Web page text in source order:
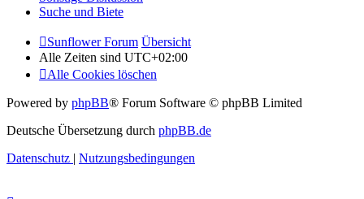
Suche und Biete
Sunflower Forum Übersicht
Alle Zeiten sind UTC+02:00
Alle Cookies löschen
Powered by phpBB® Forum Software © phpBB Limited
Deutsche Übersetzung durch phpBB.de
Datenschutz
Nutzungsbedingungen